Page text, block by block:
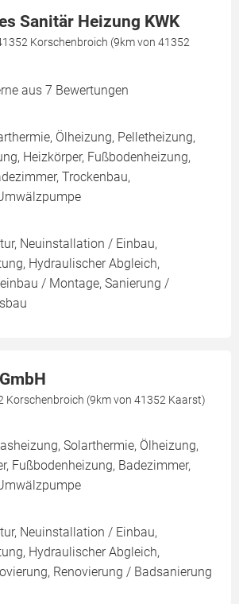
Sanitär Heizung KWK
Korschenbroich (9km von 41352
aus 7 Bewertungen
Ölheizung, Pelletheizung,
Heizkörper, Fußbodenheizung,
Trockenbau,
Neuinstallation / Einbau,
Hydraulischer Abgleich,
/ Montage, Sanierung /
Korschenbroich (9km von 41352 Kaarst)
Solarthermie, Ölheizung,
Fußbodenheizung, Badezimmer,
Neuinstallation / Einbau,
Hydraulischer Abgleich,
Renovierung / Badsanierung